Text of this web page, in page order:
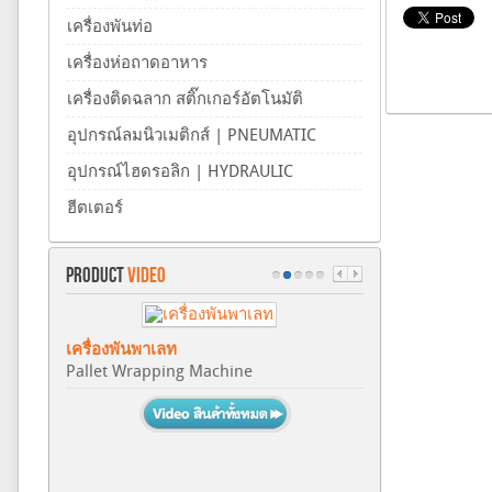
เครื่องพันท่อ
เครื่องห่อถาดอาหาร
เครื่องติดฉลาก สติ๊กเกอร์อัตโนมัติ
อุปกรณ์ลมนิวเมติกส์ | PNEUMATIC
อุปกรณ์ไฮดรอลิก | HYDRAULIC
ฮีตเตอร์
PRODUCTVIDEO
เครื่องพันพาเลท
Pallet Wrapping Machine